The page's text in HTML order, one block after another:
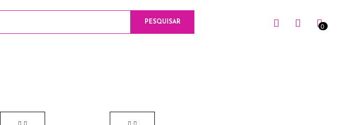
PESQUISAR
0
0